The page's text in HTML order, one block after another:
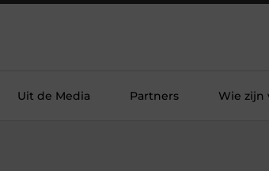
Uit de Media Partners Wie zijn